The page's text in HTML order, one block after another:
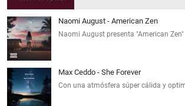
Naomi August - American Zen
Naomi August presenta "American
Max Ceddo - She Forever
Con una atmósfera súper cálida y